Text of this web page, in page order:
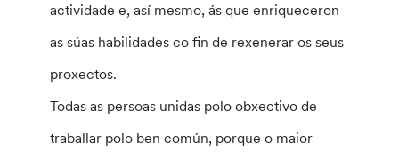
actividade e, así mesmo, ás que enriqueceron
as súas habilidades co fin de rexenerar os seus
proxectos.
Todas as persoas unidas polo obxectivo de
traballar polo ben común, porque o maior